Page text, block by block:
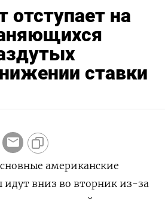
отступает на
ставки
американские
вниз во вторник из-за